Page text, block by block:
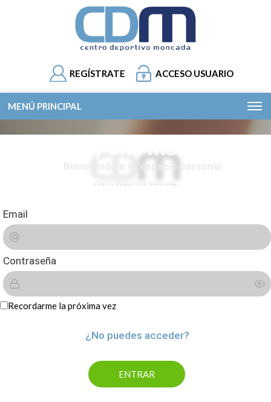
REGÍSTRATE ACCESO USUARIO
MENÚ PRINCIPAL
Play and more...
Email
Contraseña
Recordarme la próxima vez
¿No puedes acceder?